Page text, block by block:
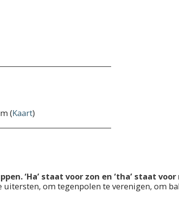
(Kaart)
‘Ha’ staat voor zon en ‘tha’ staat voor
om tegenpolen te verenigen, om